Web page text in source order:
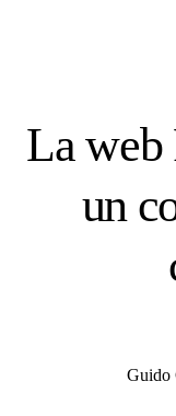
La web
un
Guido